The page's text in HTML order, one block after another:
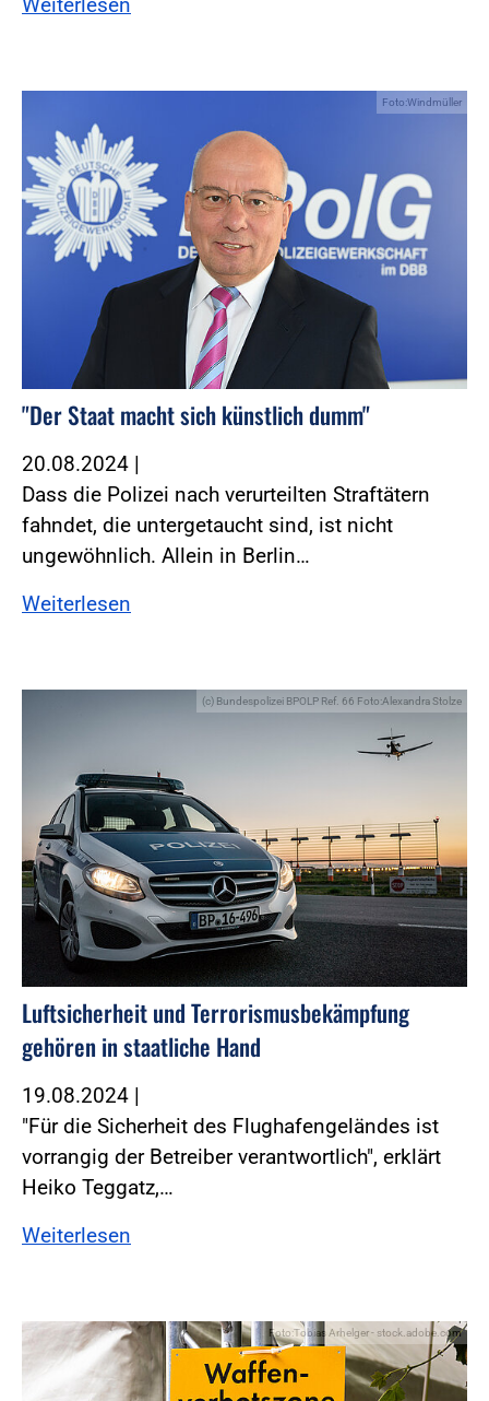
Weiterlesen
Foto:Windmüller
"Der Staat macht sich künstlich dumm"
20.08.2024 |
Dass die Polizei nach verurteilten Straftätern
fahndet, die untergetaucht sind, ist nicht
ungewöhnlich. Allein in Berlin…
Weiterlesen
(c) Bundespolizei BPOLP Ref. 66 Foto:Alexandra Stolze
Luftsicherheit und Terrorismusbekämpfung
gehören in staatliche Hand
19.08.2024 |
"Für die Sicherheit des Flughafengeländes ist
vorrangig der Betreiber verantwortlich", erklärt
Heiko Teggatz,…
Weiterlesen
Foto:Tobias Arhelger - stock.adobe.com